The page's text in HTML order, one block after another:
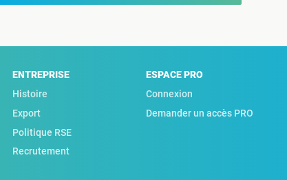
ENTREPRISE
Histoire
Export
Politique RSE
Recrutement
ESPACE PRO
Connexion
Demander un accès PRO